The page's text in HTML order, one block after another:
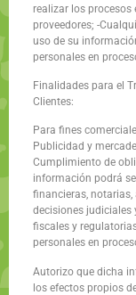
realizar los procesos
proveedores; -
uso de su
personales en
Finalidades para el
Clientes:
Para fines
Publicidad y
Cumplimiento de
información podrá
financieras,
decisiones judiciales
fiscales y
personales en
Autorizo que dicha
los efectos propios